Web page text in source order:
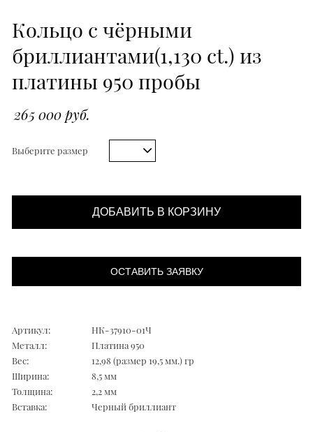
Кольцо с чёрными
бриллиантами(1,130 ct.) из
платины 950 пробы
265 000 руб.
Выберите размер
ДОБАВИТЬ В КОРЗИНУ
ОСТАВИТЬ ЗАЯВКУ
Артикул:
НК-37910-01Ч
Металл:
Платина 950
Вес:
12,98 (размер 19,5 мм.) гр
Ширина:
8,5 мм
Толщина:
2,2 мм
Вставка:
Черный бриллиант